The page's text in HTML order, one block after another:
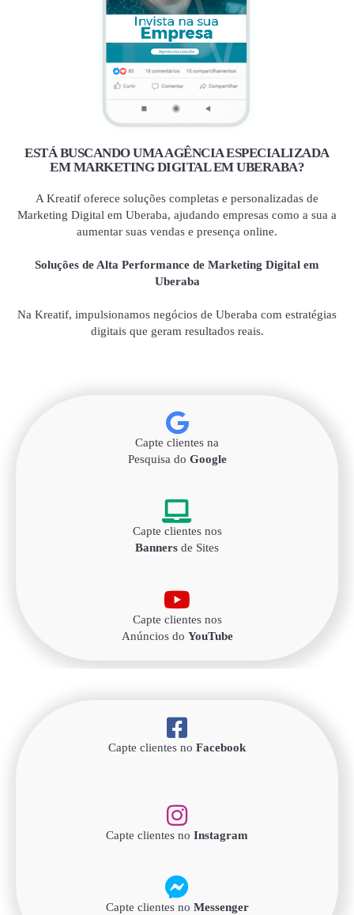
ESTÁ BUSCANDO UMA AGÊNCIA ESPECIALIZADA
EM MARKETING DIGITAL EM UBERABA?
A Kreatif oferece soluções completas e personalizadas de
Marketing Digital em Uberaba, ajudando empresas como a sua a
aumentar suas vendas e presença online.
Soluções de Alta Performance de Marketing Digital em
Uberaba
Na Kreatif, impulsionamos negócios de Uberaba com estratégias
digitais que geram resultados reais.
Capte clientes na
Pesquisa do Google
Capte clientes nos
Banners de Sites
Capte clientes nos
Anúncios do YouTube
Capte clientes no Facebook
Capte clientes no Instagram
Capte clientes no Messenger